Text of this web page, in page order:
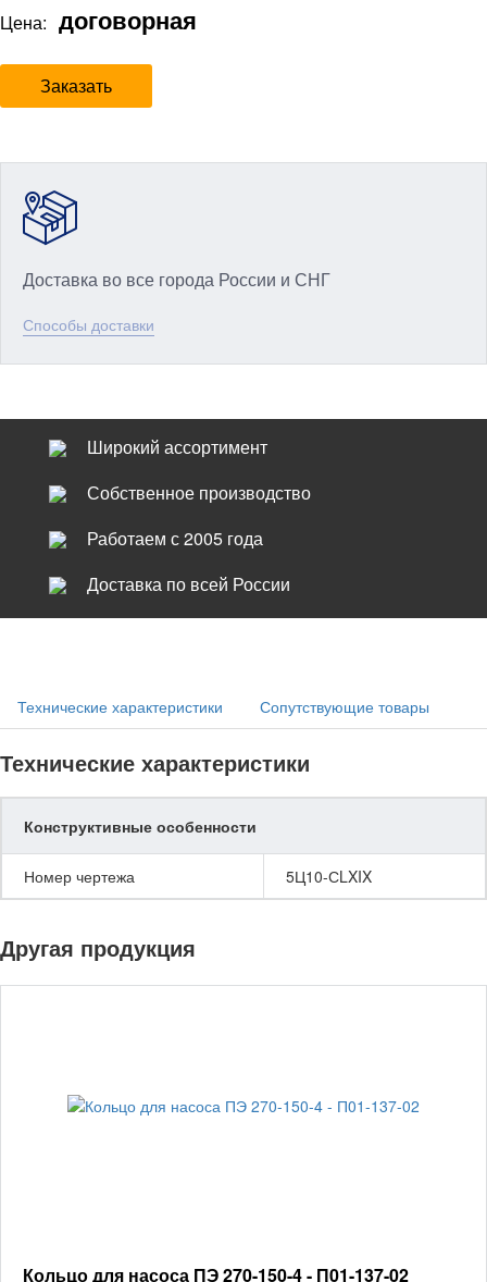
Цена: договорная
Заказать
Доставка во все города России и СНГ
Способы доставки
Широкий ассортимент
Собственное производство
Работаем с 2005 года
Доставка по всей России
Технические характеристики Сопутствующие товары
Технические характеристики
Конструктивные особенности
Номер чертежа 5Ц10-СLXIX
Другая продукция
Кольцо для насоса ПЭ 270-150-4 - П01-137-02